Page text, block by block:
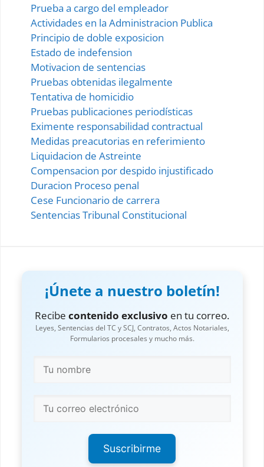
Prueba a cargo del empleador
Actividades en la Administracion Publica
Principio de doble exposicion
Estado de indefension
Motivacion de sentencias
Pruebas obtenidas ilegalmente
Tentativa de homicidio
Pruebas publicaciones periodísticas
Eximente responsabilidad contractual
Medidas preacutorias en referimiento
Liquidacion de Astreinte
Compensacion por despido injustificado
Duracion Proceso penal
Cese Funcionario de carrera
Sentencias Tribunal Constitucional
¡Únete a nuestro boletín!
Recibe contenido exclusivo en tu correo.
Leyes, Sentencias del TC y SCJ, Contratos, Actos Notariales,
Formularios procesales y mucho más.
Suscribirme